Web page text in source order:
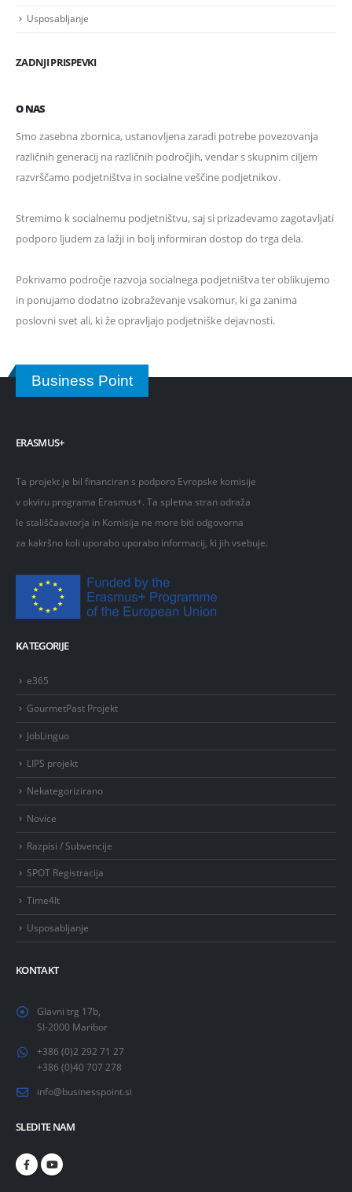
Usposabljanje
ZADNJI PRISPEVKI
O NAS
Smo zasebna zbornica, ustanovljena zaradi potrebe povezovanja
različnih generacij na različnih področjih, vendar s skupnim ciljem
razvrščamo podjetništva in socialne veščine podjetnikov.
Stremimo k socialnemu podjetništvu, saj si prizadevamo zagotavljati
podporo ljudem za lažji in bolj informiran dostop do trga dela.
Pokrivamo področje razvoja socialnega podjetništva ter oblikujemo
in ponujamo dodatno izobraževanje vsakomur, ki ga zanima
poslovni svet ali, ki že opravljajo podjetniške dejavnosti.
Business Point
ERASMUS+
Ta projekt je bil financiran s podporo Evropske komisije
v okviru programa Erasmus+. Ta spletna stran odraža
le stališčaavtorja in Komisija ne more biti odgovorna
za kakršno koli uporabo uporabo informacij, ki jih vsebuje.
KATEGORIJE
e365
GourmetPast Projekt
JobLinguo
LIPS projekt
Nekategorizirano
Novice
Razpisi / Subvencije
SPOT Registracija
Time4It
Usposabljanje
KONTAKT
Glavni trg 17b,
SI-2000 Maribor
+386 (0)2 292 71 27
+386 (0)40 707 278
info@businesspoint.si
SLEDITE NAM